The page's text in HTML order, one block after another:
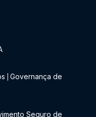
Governança de
Seguro de